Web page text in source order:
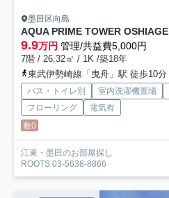
墨田区向島
AQUA PRIME TOWER OSHIAGE
9.9万円 管理/共益費5,000円
7階 / 26.32㎡ / 1K /築18年
東武伊勢崎線「曳舟」駅 徒歩10分
バス・トイレ別 室内洗濯機置場
フローリング
電気有
敷0
江東・墨田のお部屋探し
ROOTS 03-5638-8866